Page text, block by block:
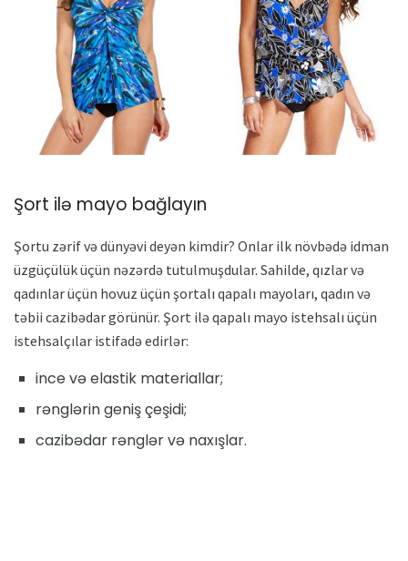
Şort ilə mayo bağlayın
Şortu zərif və dünyəvi deyən kimdir? Onlar ilk növbədə idman
üzgüçülük üçün nəzərdə tutulmuşdular. Sahilde, qızlar və
qadınlar üçün hovuz üçün şortalı qapalı mayoları, qadın və
təbii cazibədar görünür. Şort ilə qapalı mayo istehsalı üçün
istehsalçılar istifadə edirlər:
ince və elastik materiallar;
rənglərin geniş çeşidi;
cazibədar rənglər və naxışlar.